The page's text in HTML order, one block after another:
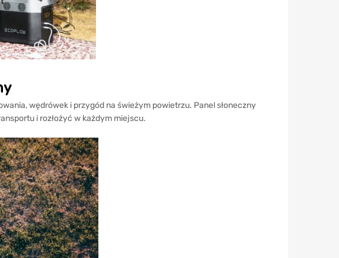
wędrówek i przygód na świeżym powietrzu. Panel słoneczny
i rozłożyć w każdym miejscu.